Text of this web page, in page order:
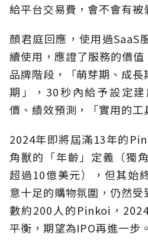
給平台交易費，會不會有被
顏君庭回應，使用過SaaS
續使用，應證了服務的價
品牌階段，「萌芽期、成
期」，30秒內給予設定
價、績效預測，「實用的工
2024年即將屆滿13年的
角獸的「年齡」定義（獨
超過10億美元），但其始
意十足的購物氛圍，仍然
數約200人的Pinkoi，
平衡，期望為IPO再進一步。